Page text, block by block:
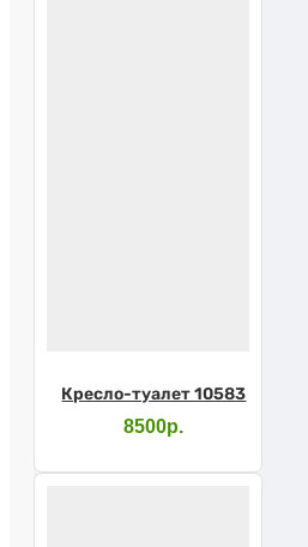
Кресло-туалет 10583
8500р.